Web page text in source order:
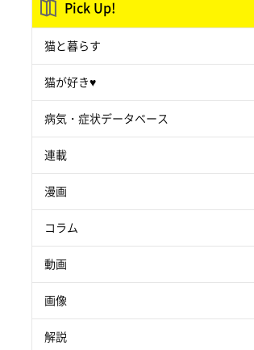
Pick Up!
猫と暮らす
猫が好き♥
病気・症状データベース
連載
漫画
コラム
動画
画像
解説